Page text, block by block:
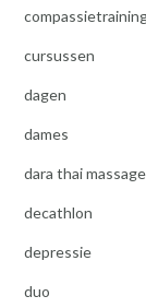
cursussen
dagen
dames
dara thai massage
decathlon
depressie
duo